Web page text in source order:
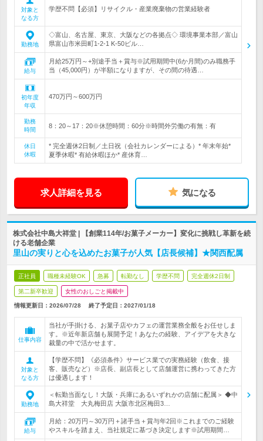
対象と
なる方
学歴不問【必須】リサイクル・産業廃棄物の営業経験者
勤務地
◇富山、名古屋、東京、大阪などの各拠点◇ 環境事業本部／富山
県富山市米田町1-2-1 K-50ビル…
給与
月給25万円～+別途手当＋賞与※試用期間中(6か月間)のみ職務手
当（45,000円）が半額になりますが、その間の待遇…
初年度
年収
470万円～600万円
勤務
時間
8：20～17：20※休憩時間：60分※時間外労働の有無：有
休日
休暇
* 完全週休2日制／土日祝（会社カレンダーによる）* 年末年始*
夏季休暇* 有給休暇ほか* 産休育…
求人詳細を見る 気になる
株式会社中島大祥堂 | 【創業114年/お菓子メーカー】変化に挑戦し革新を続
ける老舗企業
里山の実りと心を込めたお菓子が人気【店長候補】★関西配属
正社員 職種未経験OK 急募 転勤なし 学歴不問 完全週休2日制
第二新卒歓迎 女性のおしごと掲載中
情報更新日：2026/07/28 終了予定日： 2027/01/18
仕事内容
当社が手掛ける、お菓子店やカフェの運営業務全般をお任せしま
す。※近年新店舗も展開予定！あなたの経験、アイデアを大きな
裁量の中で活かせます。
対象と
なる方
【学歴不問】《必須条件》サービス業での実務経験（飲食、接
客、販売など）※店長、副店長として店舗運営に携わってきた方
は優遇します！
勤務地
＜転勤当面なし！大阪・兵庫にあるいずれかの店舗に配属＞ ◆中
島大祥堂 大丸梅田店 大阪市北区梅田3…
給与
月給：20万円～30万円＋諸手当＋賞与年2回※これまでのご経験
やスキルを踏まえ、当社規定に基づき決定します※試用期間…